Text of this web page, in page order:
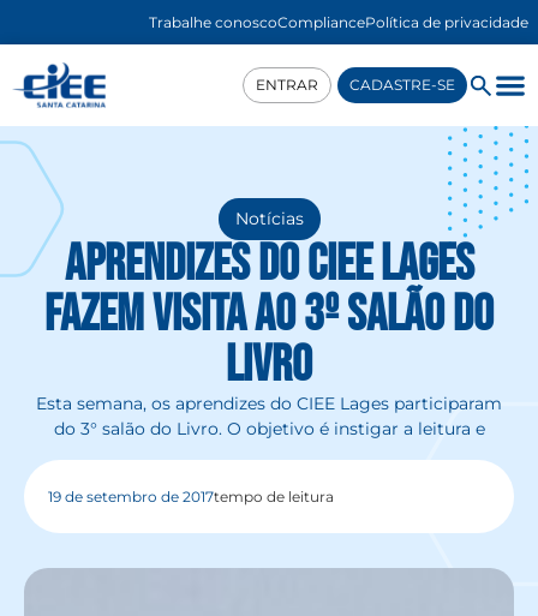
Trabalhe conoscoCompliancePolítica de privacidade
ENTRAR CADASTRE-SE
Notícias
Aprendizes do CIEE Lages
fazem visita ao 3º Salão do
Livro
Esta semana, os aprendizes do CIEE Lages participaram
do 3° salão do Livro. O objetivo é instigar a leitura e
19 de setembro de 2017tempo de leitura